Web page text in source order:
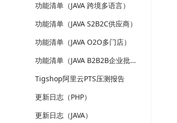
功能清单（JAVA 跨境多语言）
功能清单（JAVA S2B2C供应商）
功能清单（JAVA O2O多门店）
功能清单（JAVA B2B2B企业批发）
Tigshop阿里云PTS压测报告
更新日志（PHP）
更新日志（JAVA）